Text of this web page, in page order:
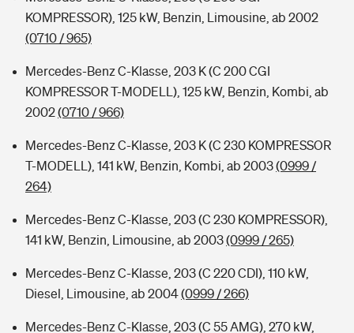
KOMPRESSOR), 125 kW, Benzin, Limousine, ab 2002
(0710 / 965)
Mercedes-Benz C-Klasse, 203 K (C 200 CGI
KOMPRESSOR T-MODELL), 125 kW, Benzin, Kombi, ab
2002(0710 / 966)
Mercedes-Benz C-Klasse, 203 K (C 230 KOMPRESSOR
T-MODELL), 141 kW, Benzin, Kombi, ab 2003(0999 /
264)
Mercedes-Benz C-Klasse, 203 (C 230 KOMPRESSOR),
141 kW, Benzin, Limousine, ab 2003(0999 / 265)
Mercedes-Benz C-Klasse, 203 (C 220 CDI), 110 kW,
Diesel, Limousine, ab 2004(0999 / 266)
Mercedes-Benz C-Klasse, 203 (C 55 AMG), 270 kW,